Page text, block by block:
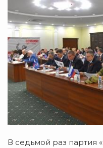
В седьмой раз партия